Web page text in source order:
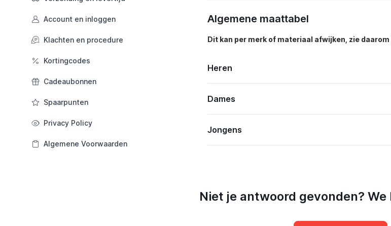
Account en inloggen
Klachten en procedure
Kortingcodes
Cadeaubonnen
Spaarpunten
Privacy Policy
Algemene Voorwaarden
Algemene maattabel
Dit kan per merk of materiaal afwijken, zie
Heren
Dames
Jongens
Niet je antwoord gevonden?